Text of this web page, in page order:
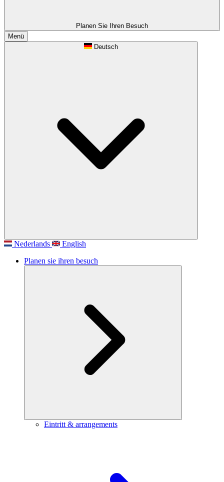
Planen Sie Ihren Besuch
Menü
Deutsch
Nederlands
English
Planen sie ihren besuch
Eintritt & arrangements